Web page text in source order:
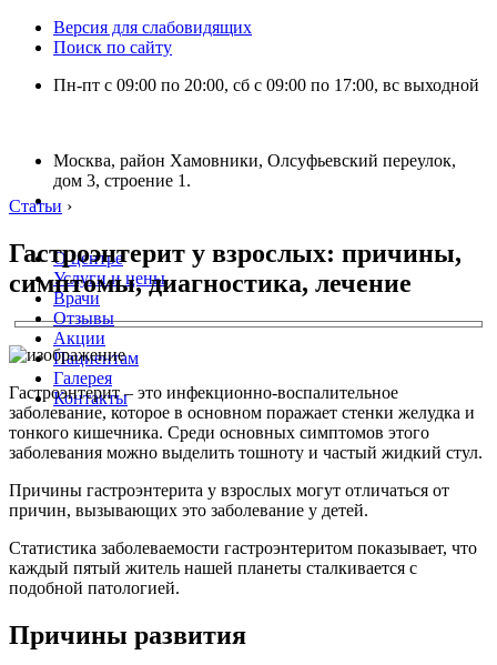
Версия для слабовидящих
Поиск по сайту
Пн-пт с 09:00 по 20:00, сб с 09:00 по 17:00, вс выходной
Москва, район Хамовники, Олсуфьевский переулок,
дом 3, строение 1.
О центре
Услуги и цены
Врачи
Отзывы
Акции
Пациентам
Галерея
Контакты
Статьи ›
Гастроэнтерит у взрослых: причины,
симптомы, диагностика, лечение
Гастроэнтерит – это инфекционно-воспалительное
заболевание, которое в основном поражает стенки желудка и
тонкого кишечника. Среди основных симптомов этого
заболевания можно выделить тошноту и частый жидкий стул.
Причины гастроэнтерита у взрослых могут отличаться от
причин, вызывающих это заболевание у детей.
Статистика заболеваемости гастроэнтеритом показывает, что
каждый пятый житель нашей планеты сталкивается с
подобной патологией.
Причины развития